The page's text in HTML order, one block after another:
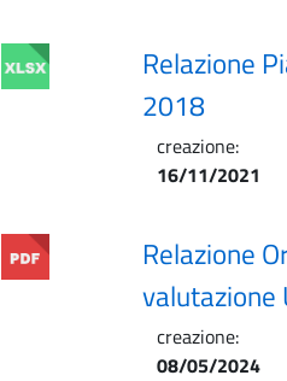
Relazione
2018
creazione:
16/11/2021
Relazione
valutazione
creazione:
08/05/2024